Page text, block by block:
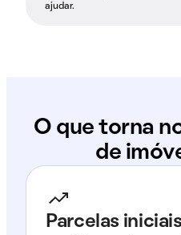
ajudar.
O que torna
de
Parcelas